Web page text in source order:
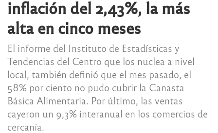
inflación del 2,43%, la más
alta en cinco meses
El informe del Instituto de Estadísticas y
Tendencias del Centro que los nuclea a nivel
local, también definió que el mes pasado, el
58% por ciento no pudo cubrir la Canasta
Básica Alimentaria. Por último, las ventas
cayeron un 9,3% interanual en los comercios de
cercanía.